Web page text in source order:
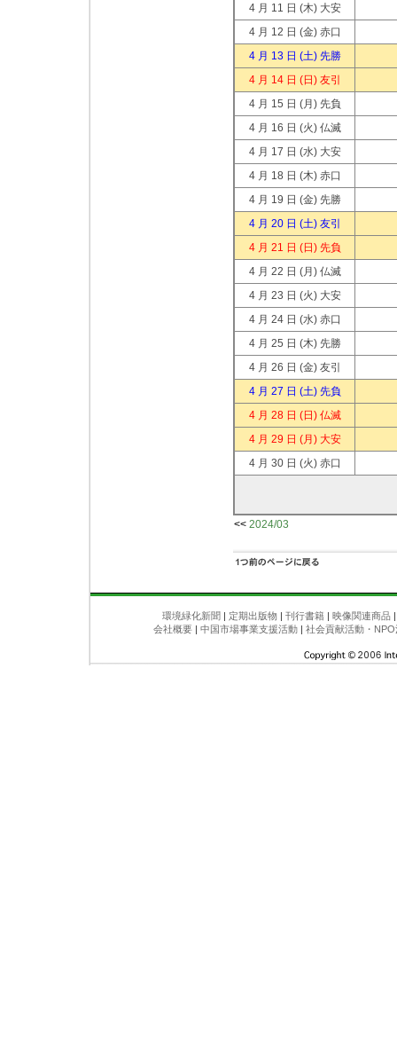
4 月 11 日 (木) 大安
4 月 12 日 (金) 赤口
4 月 13 日 (土) 先勝
4 月 14 日 (日) 友引
4 月 15 日 (月) 先負
4 月 16 日 (火) 仏滅
4 月 17 日 (水) 大安
4 月 18 日 (木) 赤口
4 月 19 日 (金) 先勝
4 月 20 日 (土) 友引
4 月 21 日 (日) 先負
4 月 22 日 (月) 仏滅
4 月 23 日 (火) 大安
4 月 24 日 (水) 赤口
4 月 25 日 (木) 先勝
4 月 26 日 (金) 友引
4 月 27 日 (土) 先負
4 月 28 日 (日) 仏滅
4 月 29 日 (月) 大安
4 月 30 日 (火) 赤口
<< 2024/03
環境緑化新聞 | 定期出版物| 刊行書籍| 映像関連商品
会社概要 | 中国市場事業支援活動 | 社会貢献活動・NPO